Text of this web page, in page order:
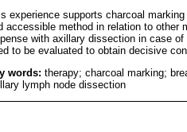
experience supports charcoal
accessible method in relation to other
with axillary dissection in case
to be evaluated to obtain decisive
words: therapy; charcoal marking;
lymph node dissection